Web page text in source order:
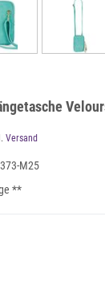
Versand
M25
**